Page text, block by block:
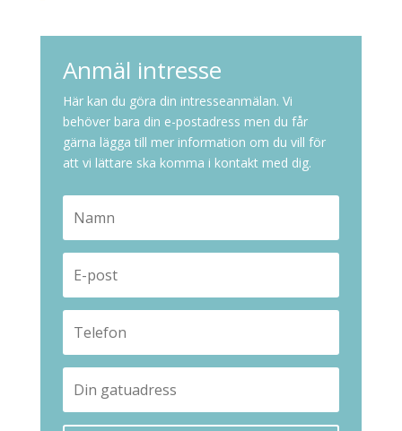
Anmäl intresse
Här kan du göra din intresseanmälan. Vi
behöver bara din e-postadress men du får
gärna lägga till mer information om du vill för
att vi lättare ska komma i kontakt med dig.